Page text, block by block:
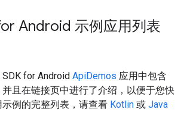
Android 示例应用列表
for Android ApiDemos 应用中包含
且在链接页中进行了介绍，以便于您快
例的完整列表，请查看 Kotlin 或 Java